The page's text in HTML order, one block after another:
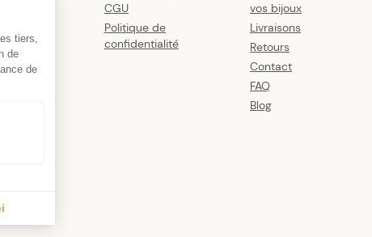
CGU
Politique de
confidentialité
vos bijoux
Livraisons
Retours
Contact
FAQ
Blog